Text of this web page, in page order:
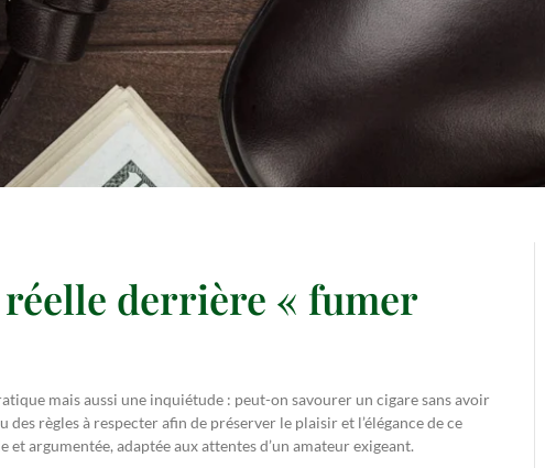
derrière « fumer
mais aussi une inquiétude : peut-on savourer un cigare sans avoir
règles à respecter afin de préserver le plaisir et l’élégance de ce
argumentée, adaptée aux attentes d’un amateur exigeant.